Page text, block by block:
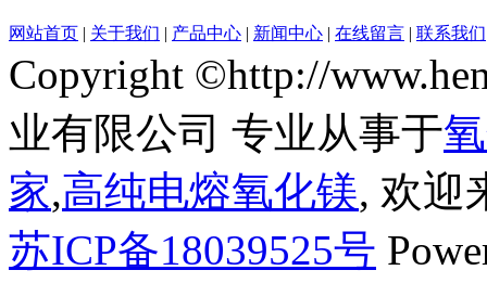
网站首页 | 关于我们 | 产品中心 | 新闻中心 | 在线留言 | 联系我们
Copyright ©http://
业有限公司 专业从事于
家,高纯电熔氧化镁, 欢迎
苏ICP备18039525号